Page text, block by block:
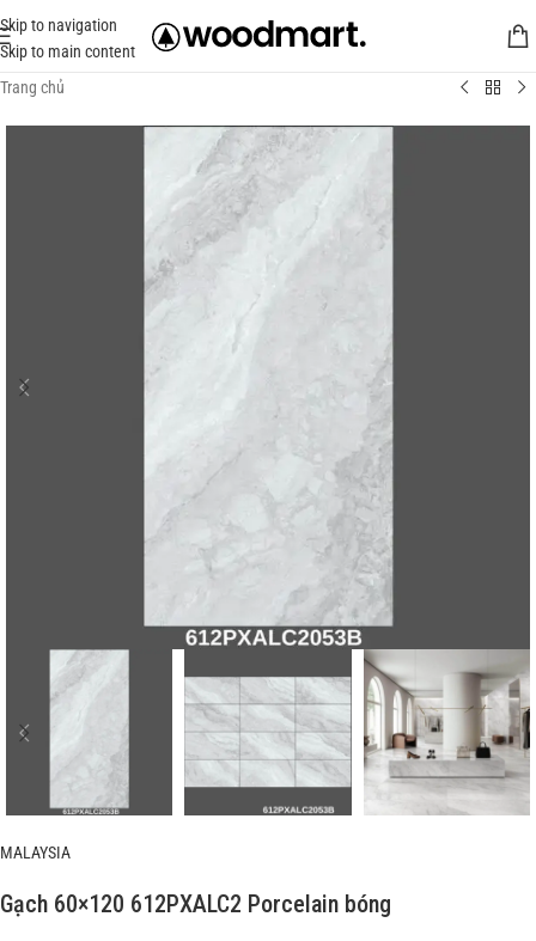
Skip to navigation
Skip to main content
Trang chủ
MALAYSIA
Gạch 60×120 612PXALC2 Porcelain bóng